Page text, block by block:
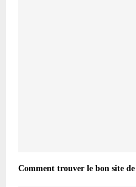
Comment trouver le bon site